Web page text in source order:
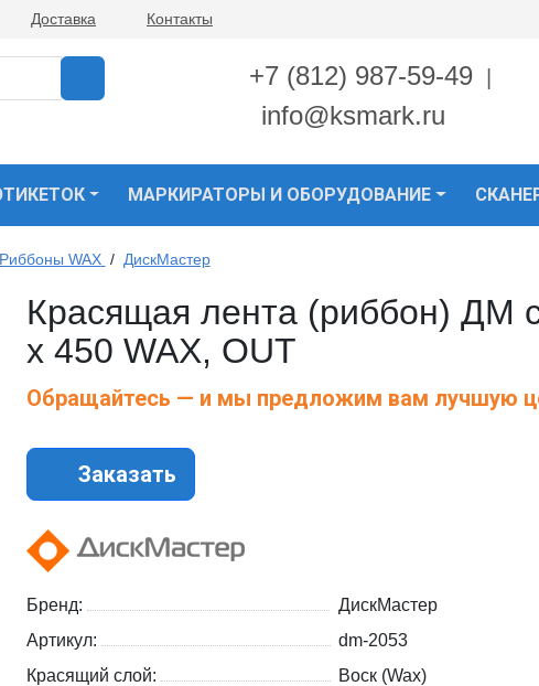
Доставка Контакты
+7 (812) 987-59-49
info@ksmark.ru
МАРКИРАТОРЫ И ОБОРУДОВАНИЕ
Риббоны WAX / ДискМастер
Красящая лента (риббон) ДМ
х 450 WAX, OUT
Обращайтесь — и мы предложим вам лучшую
Заказать
Бренд:
ДискМастер
Артикул:
dm-2053
Красящий слой:
Воск (Wax)